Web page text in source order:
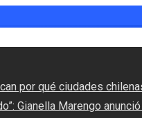
por qué ciudades
Gianella Marengo